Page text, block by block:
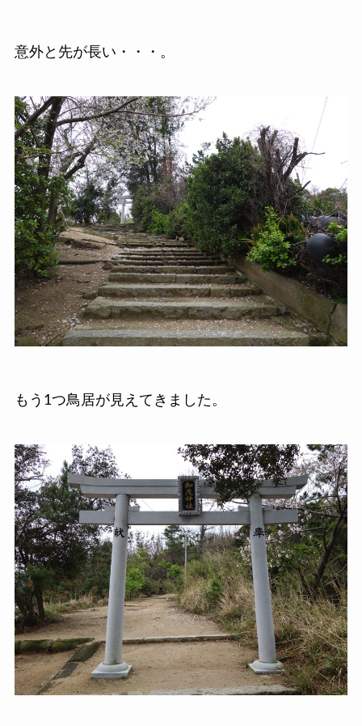
意外と先が長い・・・。
もう1つ鳥居が見えてきました。